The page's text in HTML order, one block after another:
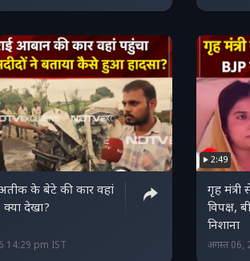
के बेटे की कार वहां
क्या देखा?
14:29 pm IST
2:49
गृह
विपक्ष,
निशाना
अगस्त 06,